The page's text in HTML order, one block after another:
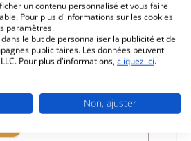
Fabricant:Nordpeis
Prix régulier :
35,16 €
délai de livraison : 4-6 jours
Détails
un contenu personnalisé et vous faire
Pour plus d'informations sur les cookies
paramètres.
le but de personnaliser la publicité et de
publicitaires. Les données peuvent
Pour plus d'informations, cliquez ici.
Non, ajuster